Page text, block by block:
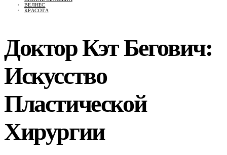
ВЕЛНЕС
КРАСОТА
Доктор Кэт Бегович:
Искусство
Пластической
Хирургии